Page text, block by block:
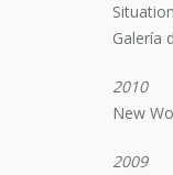
Galería
2010
New
2009